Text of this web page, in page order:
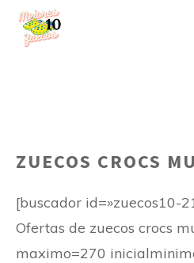
Saltar
ZUECOS CROCS
[buscador id=»zuecos10-
Ofertas de zuecos crocs
maximo=270